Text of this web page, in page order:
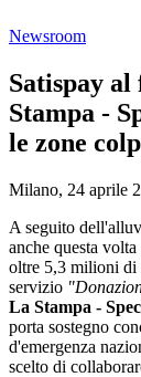
Newsroom
Satispay
Stampa -
le zone
Milano, 24 aprile
A seguito
anche questa volta
oltre 5,3 milioni di
servizio
La Stampa -
porta sostegno
d'emergenza
scelto di